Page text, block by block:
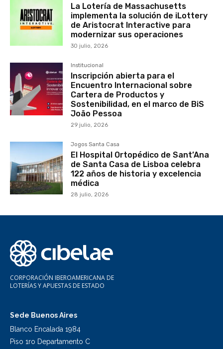
La Lotería de Massachusetts
implementa la solución de iLottery
de Aristocrat Interactive para
modernizar sus operaciones
30 julio, 2026
Institucional
Inscripción abierta para el
Encuentro Internacional sobre
Cartera de Productos y
Sostenibilidad, en el marco de BiS
João Pessoa
29 julio, 2026
Jogos Santa Casa
El Hospital Ortopédico de Sant’Ana
de Santa Casa de Lisboa celebra
122 años de historia y excelencia
médica
28 julio, 2026
CORPORACIÓN IBEROAMERICANA DE
LOTERÍAS Y APUESTAS DE ESTADO
Sede Buenos Aires
Blanco Encalada 1984
Piso 1ro Departamento C